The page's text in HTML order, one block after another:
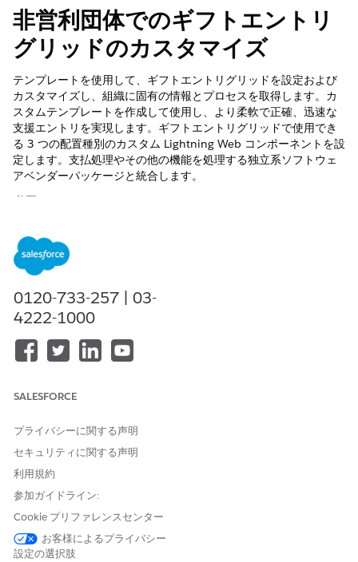
非営利団体でのギフトエントリ
グリッドのカスタマイズ
テンプレートを使用して、ギフトエントリグリッドを設定および
カスタマイズし、組織に固有の情報とプロセスを取得します。カ
スタムテンプレートを作成して使用し、より柔軟で正確、迅速な
支援エントリを実現します。ギフトエントリグリッドで使用でき
る 3 つの配置種別のカスタム Lightning Web コンポーネントを設
定します。支払処理やその他の機能を処理する独立系ソフトウェ
アベンダーパッケージと統合します。
必要なエディション
必要なエディション
使用可能: Lightning Experience
使用可能なエディション: Education Cloud を含む
Edition、Performance
Developer Edition
使用可能なエディション:
メモギフトエントリグリッドのカスタマイズは、標準機能が組
織のニーズに十分でない場合に、経験豊富な Salesforce システ
ム管理者、開発者、コンサルタントを対象としています。
非営利団体でのギフトエントリグリッドのカスタマイズの使用
0120-733-257 | 03-
4222-1000
SALESFORCE
プライバシーに関する声明
セキュリティに関する声明
利用規約
参加ガイドライン:
Cookie プリファレンスセンター
お客様によるプライバシー
設定の選択肢